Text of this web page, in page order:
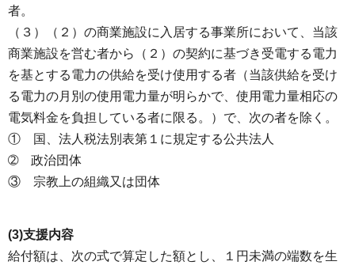
者。
（３）（２）の商業施設に入居する事業所において、当該
商業施設を営む者から（２）の契約に基づき受電する電力
を基とする電力の供給を受け使用する者（当該供給を受け
る電力の月別の使用電力量が明らかで、使用電力量相応の
電気料金を負担している者に限る。）で、次の者を除く。
① 国、法人税法別表第１に規定する公共法人
➁ 政治団体
③ 宗教上の組織又は団体
(3)支援内容
給付額は、次の式で算定した額とし、１円未満の端数を生